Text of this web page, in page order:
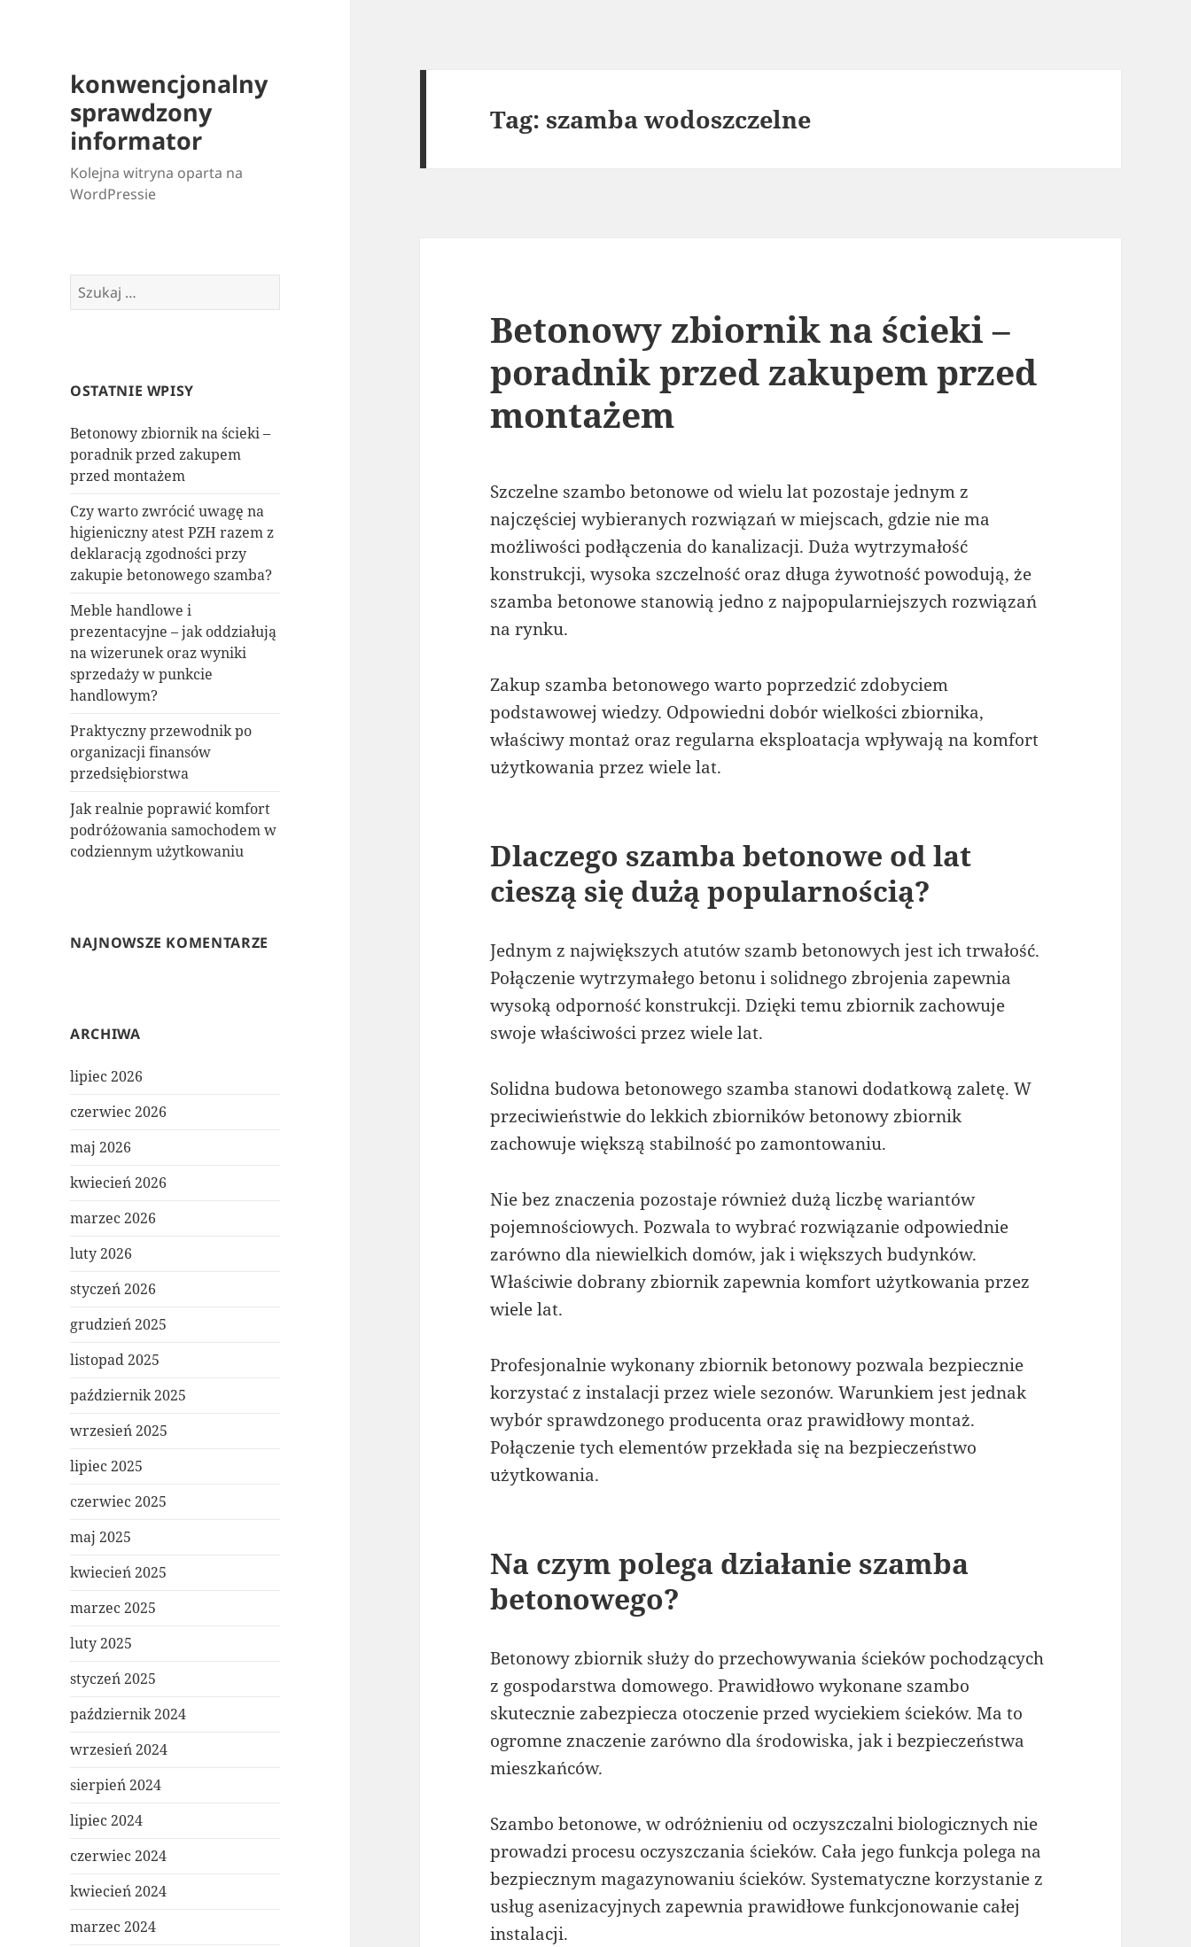
konwencjonalny
sprawdzony
informator
Kolejna witryna oparta na
WordPressie
Szukaj:
OSTATNIE WPISY
Betonowy zbiornik na ścieki –
poradnik przed zakupem
przed montażem
Czy warto zwrócić uwagę na
higieniczny atest PZH razem z
deklaracją zgodności przy
zakupie betonowego szamba?
Meble handlowe i
prezentacyjne – jak oddziałują
na wizerunek oraz wyniki
sprzedaży w punkcie
handlowym?
Praktyczny przewodnik po
organizacji finansów
przedsiębiorstwa
Jak realnie poprawić komfort
podróżowania samochodem w
codziennym użytkowaniu
NAJNOWSZE KOMENTARZE
ARCHIWA
lipiec 2026
czerwiec 2026
maj 2026
kwiecień 2026
marzec 2026
luty 2026
styczeń 2026
grudzień 2025
listopad 2025
październik 2025
wrzesień 2025
lipiec 2025
czerwiec 2025
maj 2025
kwiecień 2025
marzec 2025
luty 2025
styczeń 2025
październik 2024
wrzesień 2024
sierpień 2024
lipiec 2024
czerwiec 2024
kwiecień 2024
marzec 2024
Tag:szamba wodoszczelne
Betonowy zbiornik na ścieki –
poradnik przed zakupem przed
montażem
Szczelne szambo betonowe od wielu lat pozostaje jednym z
najczęściej wybieranych rozwiązań w miejscach, gdzie nie ma
możliwości podłączenia do kanalizacji. Duża wytrzymałość
konstrukcji, wysoka szczelność oraz długa żywotność powodują, że
szamba betonowe stanowią jedno z najpopularniejszych rozwiązań
na rynku.
Zakup szamba betonowego warto poprzedzić zdobyciem
podstawowej wiedzy. Odpowiedni dobór wielkości zbiornika,
właściwy montaż oraz regularna eksploatacja wpływają na komfort
użytkowania przez wiele lat.
Dlaczego szamba betonowe od lat
cieszą się dużą popularnością?
Jednym z największych atutów szamb betonowych jest ich trwałość.
Połączenie wytrzymałego betonu i solidnego zbrojenia zapewnia
wysoką odporność konstrukcji. Dzięki temu zbiornik zachowuje
swoje właściwości przez wiele lat.
Solidna budowa betonowego szamba stanowi dodatkową zaletę. W
przeciwieństwie do lekkich zbiorników betonowy zbiornik
zachowuje większą stabilność po zamontowaniu.
Nie bez znaczenia pozostaje również dużą liczbę wariantów
pojemnościowych. Pozwala to wybrać rozwiązanie odpowiednie
zarówno dla niewielkich domów, jak i większych budynków.
Właściwie dobrany zbiornik zapewnia komfort użytkowania przez
wiele lat.
Profesjonalnie wykonany zbiornik betonowy pozwala bezpiecznie
korzystać z instalacji przez wiele sezonów. Warunkiem jest jednak
wybór sprawdzonego producenta oraz prawidłowy montaż.
Połączenie tych elementów przekłada się na bezpieczeństwo
użytkowania.
Na czym polega działanie szamba
betonowego?
Betonowy zbiornik służy do przechowywania ścieków pochodzących
z gospodarstwa domowego. Prawidłowo wykonane szambo
skutecznie zabezpiecza otoczenie przed wyciekiem ścieków. Ma to
ogromne znaczenie zarówno dla środowiska, jak i bezpieczeństwa
mieszkańców.
Szambo betonowe, w odróżnieniu od oczyszczalni biologicznych nie
prowadzi procesu oczyszczania ścieków. Cała jego funkcja polega na
bezpiecznym magazynowaniu ścieków. Systematyczne korzystanie z
usług asenizacyjnych zapewnia prawidłowe funkcjonowanie całej
instalacji.